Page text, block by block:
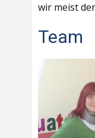
wir meist
Team